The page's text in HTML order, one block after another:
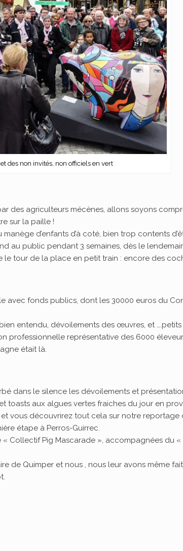
des non invités, non officiels en vert
des agriculteurs mécènes, allons soyons
sur la paille !
d’enfants d’à coté, bien trop contents
au public pendant 3 semaines, dès le
tour de la place en petit train : encore des
fonds publics, dont les 30000 euros du
entendu, dévoilements des œuvres, et
représentative des 6000
était là.
dans le silence les dévoilements et
toasts aux algues vertes fraiches du jour en
vous découvrirez tout cela sur notre reportage
étape à Perros-Guirrec.
Collectif Pig Mascarade », accompagnées du
de Quimper et nous , nous leur avons même